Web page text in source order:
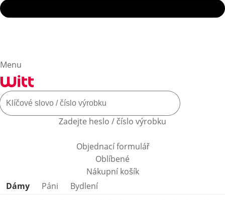
Menu
Zadejte heslo / číslo výrobku
Objednací formulář
Oblíbené
Nákupní košík
Přeskočit kategorie produktů
Dámy Páni
Bydlení